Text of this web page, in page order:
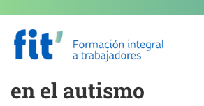
Principales sistemas
alternativos y
en el autismo